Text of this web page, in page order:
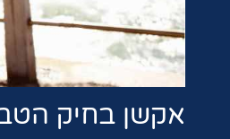
אקשן בחיק